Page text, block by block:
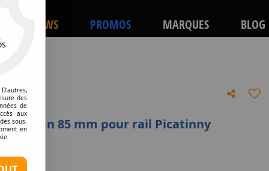
NEWS PROMOS MARQUES BLOG
Tan 85 mm pour rail Picatinny
avis !
des
de
aux
sous-
en